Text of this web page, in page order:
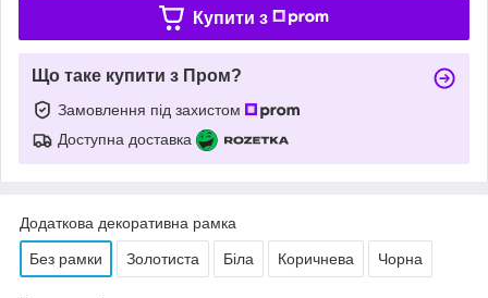
Купити з
Що таке купити з Пром?
Замовлення під захистом
Доступна доставка
Додаткова декоративна рамка
Без рамки Золотиста Біла Коричнева Чорна